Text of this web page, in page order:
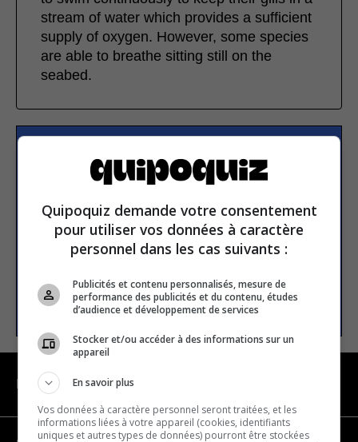
stream of water which provides a sufficient
supply of oxygen. However, some species
are able to breathe sitting still on the
seabed.
Subscribe to our
newsletter
Email address
SUBSCRIBE
NAVIGATION
Quipoquiz demande votre consentement
pour utiliser vos données à caractère
personnel dans les cas suivants :
Publicités et contenu personnalisés, mesure de
performance des publicités et du contenu, études
d’audience et développement de services
Stocker et/ou accéder à des informations sur un
appareil
En savoir plus
Vos données à caractère personnel seront traitées, et les
informations liées à votre appareil (cookies, identifiants
uniques et autres types de données) pourront être stockées